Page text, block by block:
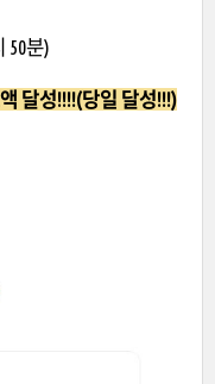
50분)
달성!!!!(당일 달성!!!)